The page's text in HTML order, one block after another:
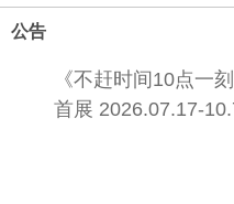
公告
《不赶时间10点一
首展 2026.07.17-